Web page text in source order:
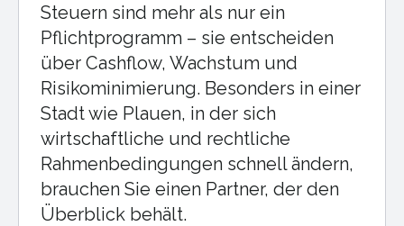
Steuern sind mehr als nur ein
Pflichtprogramm – sie entscheiden
über Cashflow, Wachstum und
Risikominimierung. Besonders in einer
Stadt wie Plauen, in der sich
wirtschaftliche und rechtliche
Rahmenbedingungen schnell ändern,
brauchen Sie einen Partner, der den
Überblick behält.